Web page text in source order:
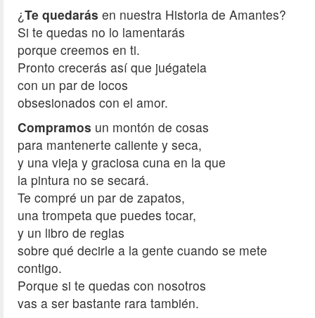
¿Te quedarás en nuestra Historia de Amantes?
Si te quedas no lo lamentarás
porque creemos en ti.
Pronto crecerás así que juégatela
con un par de locos
obsesionados con el amor.
Compramos un montón de cosas
para mantenerte caliente y seca,
y una vieja y graciosa cuna en la que
la pintura no se secará.
Te compré un par de zapatos,
una trompeta que puedes tocar,
y un libro de reglas
sobre qué decirle a la gente cuando se mete
contigo.
Porque si te quedas con nosotros
vas a ser bastante rara también.